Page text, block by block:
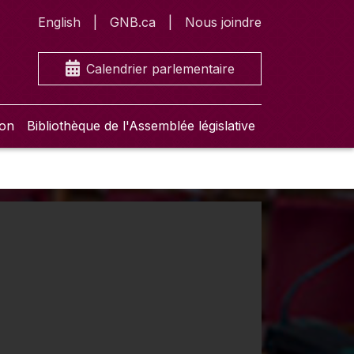
English GNB.ca Nous joindre
Calendrier parlementaire
Bibliothèque de l'Assemblée législative